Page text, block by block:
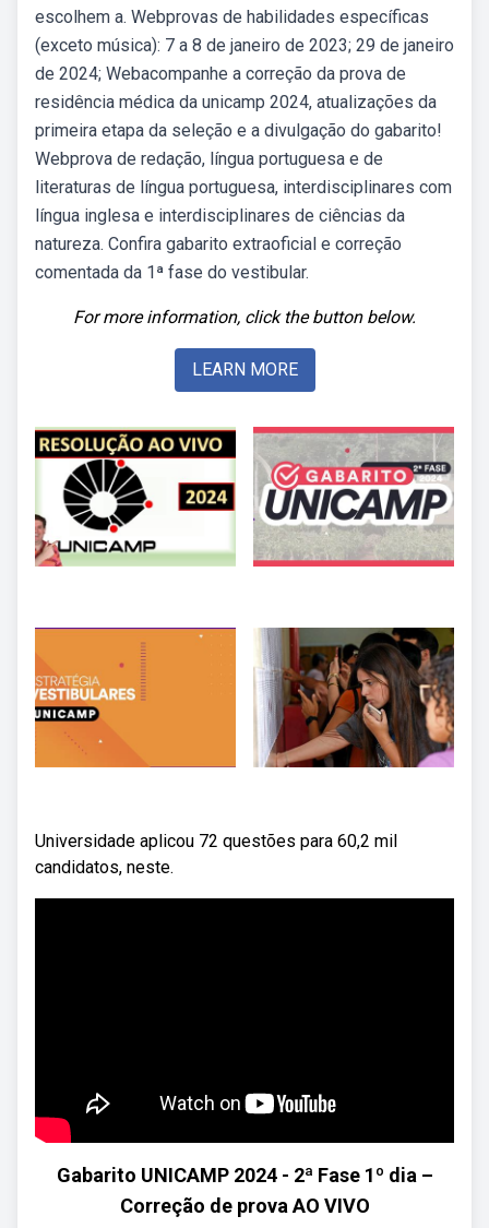
escolhem a. Webprovas de habilidades específicas
(exceto música): 7 a 8 de janeiro de 2023; 29 de janeiro
de 2024; Webacompanhe a correção da prova de
residência médica da unicamp 2024, atualizações da
primeira etapa da seleção e a divulgação do gabarito!
Webprova de redação, língua portuguesa e de
literaturas de língua portuguesa, interdisciplinares com
língua inglesa e interdisciplinares de ciências da
natureza. Confira gabarito extraoficial e correção
comentada da 1ª fase do vestibular.
For more information, click the button below.
LEARN MORE
Universidade aplicou 72 questões para 60,2 mil
candidatos, neste.
Gabarito UNICAMP 2024 - 2ª Fase 1º dia –
Correção de prova AO VIVO